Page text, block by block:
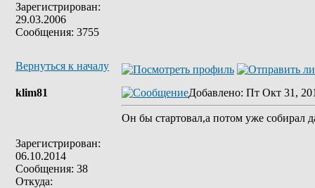
Зарегистрирован:
29.03.2006
Сообщения: 3755
Вернуться к началу
klim81
Зарегистрирован:
06.10.2014
Сообщения: 38
Откуда:
Добавлено: Пт Окт 31,
Он бы стартовал,а потом уже собирал